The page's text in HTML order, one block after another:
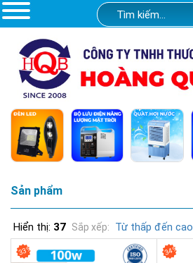
Sản phẩm
Hiển thị: 37 Sắp xếp: Từ thấp đến cao
33% 34%